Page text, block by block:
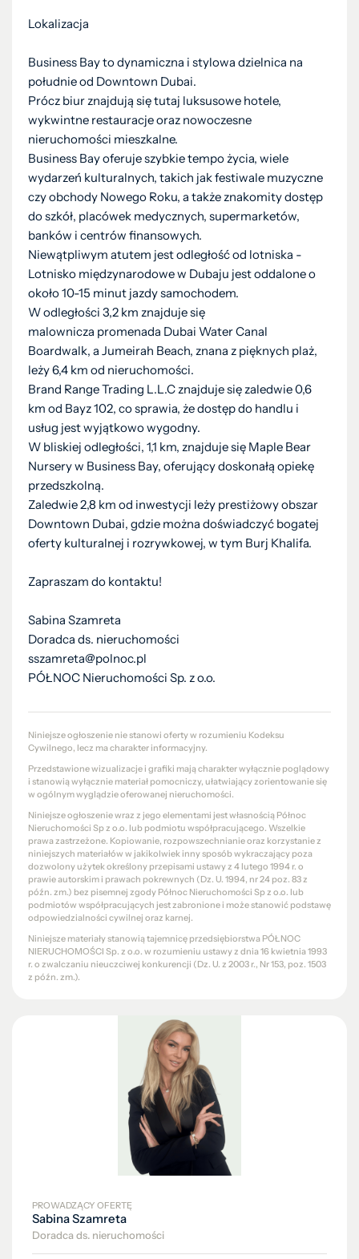
Lokalizacja
Business Bay to dynamiczna i stylowa dzielnica na
południe od Downtown Dubai.
Prócz biur znajdują się tutaj luksusowe hotele,
wykwintne restauracje oraz nowoczesne
nieruchomości mieszkalne.
Business Bay oferuje szybkie tempo życia, wiele
wydarzeń kulturalnych, takich jak festiwale muzyczne
czy obchody Nowego Roku, a także znakomity dostęp
do szkół, placówek medycznych, supermarketów,
banków i centrów finansowych.
Niewątpliwym atutem jest odległość od lotniska -
Lotnisko międzynarodowe w Dubaju jest oddalone o
około 10-15 minut jazdy samochodem.
W odległości 3,2 km znajduje się
malownicza promenada Dubai Water Canal
Boardwalk, a Jumeirah Beach, znana z pięknych plaż,
leży 6,4 km od nieruchomości.
Brand Range Trading L.L.C znajduje się zaledwie 0,6
km od Bayz 102, co sprawia, że dostęp do handlu i
usług jest wyjątkowo wygodny.
W bliskiej odległości, 1,1 km, znajduje się Maple Bear
Nursery w Business Bay, oferujący doskonałą opiekę
przedszkolną.
Zaledwie 2,8 km od inwestycji leży prestiżowy obszar
Downtown Dubai, gdzie można doświadczyć bogatej
oferty kulturalnej i rozrywkowej, w tym Burj Khalifa.
Zapraszam do kontaktu!
Sabina Szamreta
Doradca ds. nieruchomości
sszamreta@polnoc.pl
PÓŁNOC Nieruchomości Sp. z o.o.
Niniejsze ogłoszenie nie stanowi oferty w rozumieniu Kodeksu
Cywilnego, lecz ma charakter informacyjny.
Przedstawione wizualizacje i grafiki mają charakter wyłącznie poglądowy
i stanowią wyłącznie materiał pomocniczy, ułatwiający zorientowanie się
w ogólnym wyglądzie oferowanej nieruchomości.
Niniejsze ogłoszenie wraz z jego elementami jest własnością Północ
Nieruchomości Sp z o.o. lub podmiotu współpracującego. Wszelkie
prawa zastrzeżone. Kopiowanie, rozpowszechnianie oraz korzystanie z
niniejszych materiałów w jakikolwiek inny sposób wykraczający poza
dozwolony użytek określony przepisami ustawy z 4 lutego 1994 r. o
prawie autorskim i prawach pokrewnych (Dz. U. 1994, nr 24 poz. 83 z
późn. zm.) bez pisemnej zgody Północ Nieruchomości Sp z o.o. lub
podmiotów współpracujących jest zabronione i może stanowić podstawę
odpowiedzialności cywilnej oraz karnej.
Niniejsze materiały stanowią tajemnicę przedsiębiorstwa PÓŁNOC
NIERUCHOMOŚCI Sp. z o.o. w rozumieniu ustawy z dnia 16 kwietnia 1993
r. o zwalczaniu nieuczciwej konkurencji (Dz. U. z 2003 r., Nr 153, poz. 1503
z późn. zm.).
PROWADZĄCY OFERTĘ
Sabina Szamreta
Doradca ds. nieruchomości